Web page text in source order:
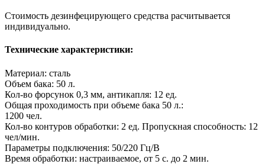
Стоимость дезинфецирующего средства расчитывается
индивидуально.
Технические характеристики:
Материал: сталь
Объем бака: 50 л.
Кол-во форсунок 0,3 мм, антикапля: 12 ед.
Общая проходимость при объеме бака 50 л.:
1200 чел.
Кол-во контуров обработки: 2 ед. Пропускная способность: 12
чел/мин.
Параметры подключения: 50/220 Гц/В
Время обработки: настраиваемое, от 5 с. до 2 мин.